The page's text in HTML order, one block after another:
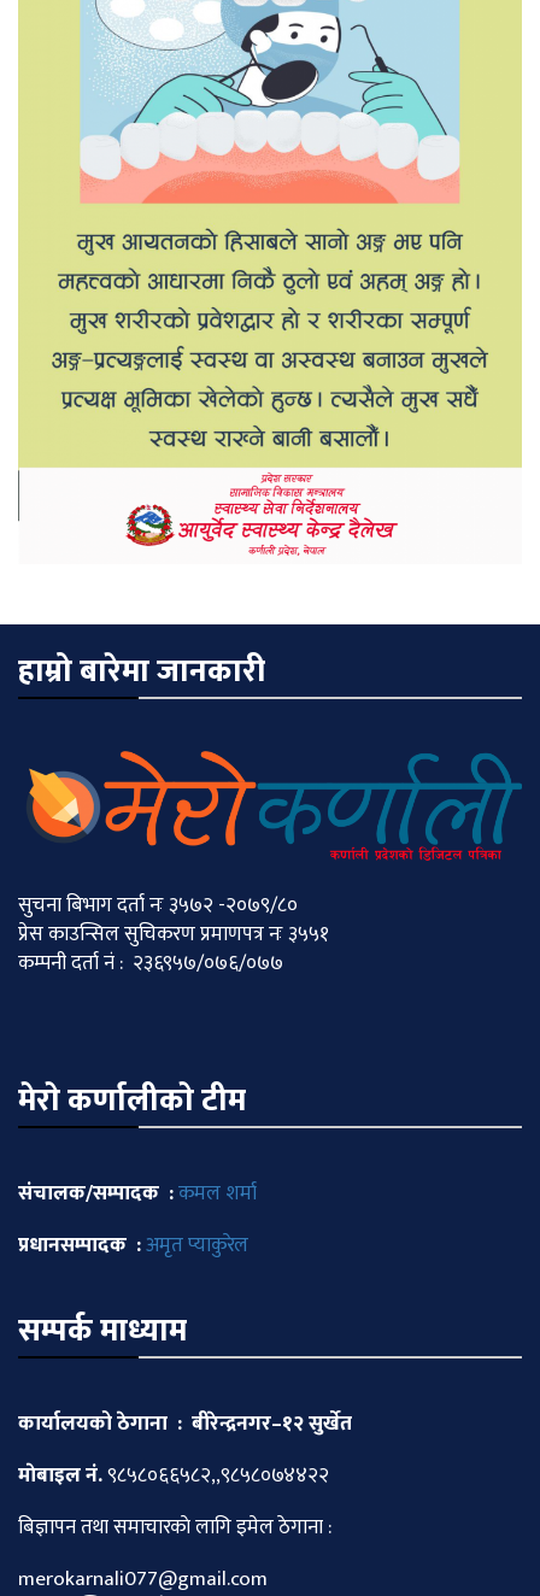
हाम्रो बारेमा जानकारी
सुचना बिभाग दर्ता नः ३५७२ -२०७९/८०
प्रेस काउन्सिल सुचिकरण प्रमाणपत्र नः ३५५१
कम्पनी दर्ता नं : २३६९५७/०७६/०७७
मेराे कर्णालीकाे टीम
संचालक/सम्पादक :कमल शर्मा
प्रधानसम्पादक :अमृत प्याकुरेल
सम्पर्क माध्याम
कार्यालयको ठेगाना : बीरेन्द्रनगर–१२ सुर्खेत
माेबाइल नं.९८५८०६६५८२,,९८५८०७४४२२
बिज्ञापन तथा समाचारकाे लागि इमेल ठेगाना :
merokarnali077@gmail.com